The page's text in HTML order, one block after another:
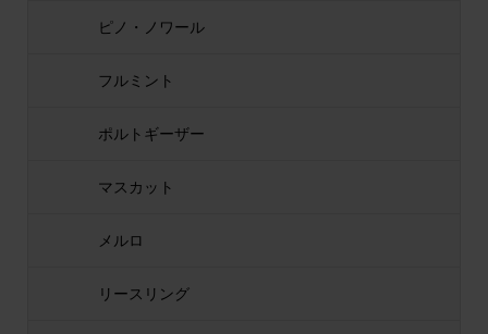
ピノ・ノワール
フルミント
ポルトギーザー
マスカット
メルロ
リースリング